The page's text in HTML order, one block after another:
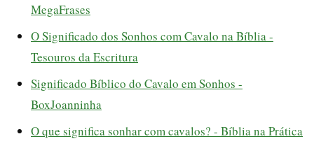
MegaFrases
O Significado dos Sonhos com Cavalo na Bíblia -
Tesouros da Escritura
Significado Bíblico do Cavalo em Sonhos -
BoxJoanninha
O que significa sonhar com cavalos? - Bíblia na Prática